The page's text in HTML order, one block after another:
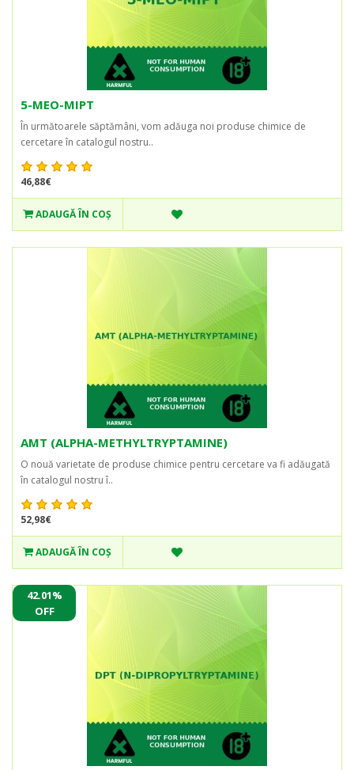
5-MEO-MIPT
În următoarele săptămâni, vom adăuga noi produse chimice de
cercetare în catalogul nostru..
46,88€
ADAUGĂ ÎN COŞ
AMT (ALPHA-METHYLTRYPTAMINE)
O nouă varietate de produse chimice pentru cercetare va fi adăugată
în catalogul nostru î..
52,98€
ADAUGĂ ÎN COŞ
42.01%
OFF